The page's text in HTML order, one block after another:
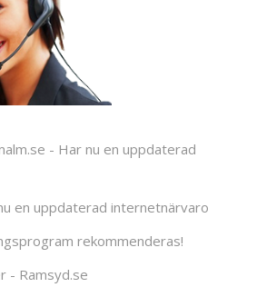
- Har nu en uppdaterad
en uppdaterad internetnärvaro
rekommenderas!
- Ramsyd.se